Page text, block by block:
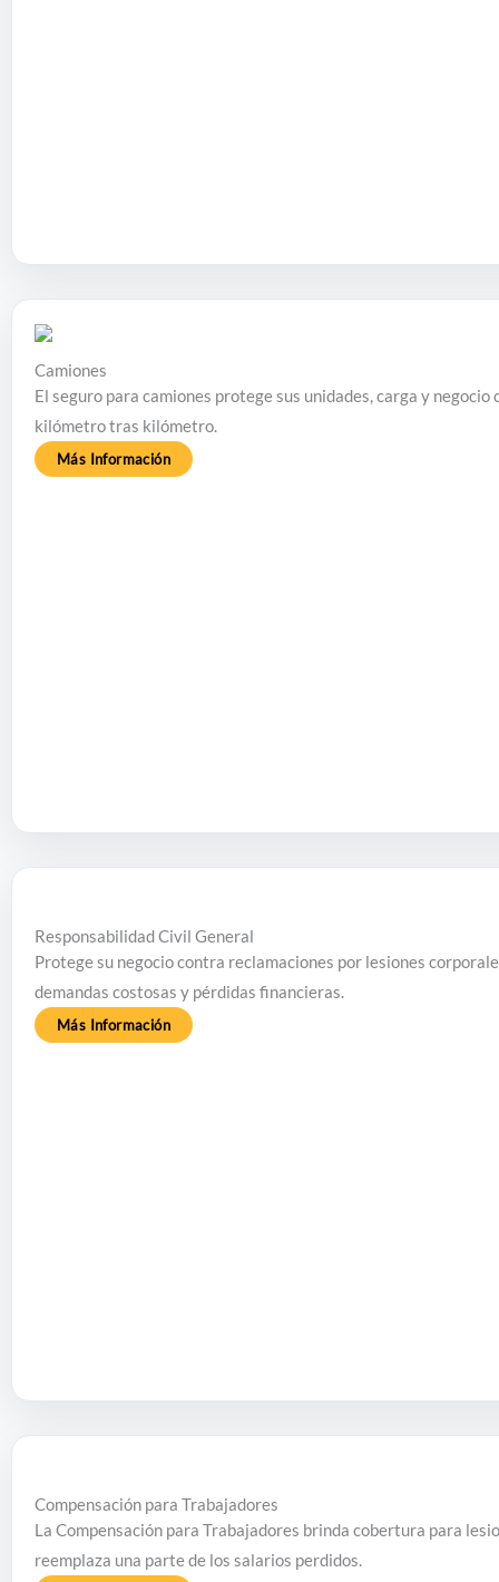
Camiones
El seguro para camiones protege sus unidades, carga y
kilómetro tras kilómetro.
Más Información
Responsabilidad Civil General
Protege su negocio contra reclamaciones por lesiones
demandas costosas y pérdidas financieras.
Más Información
Compensación para Trabajadores
La Compensación para Trabajadores brinda cobertura para
reemplaza una parte de los salarios perdidos.